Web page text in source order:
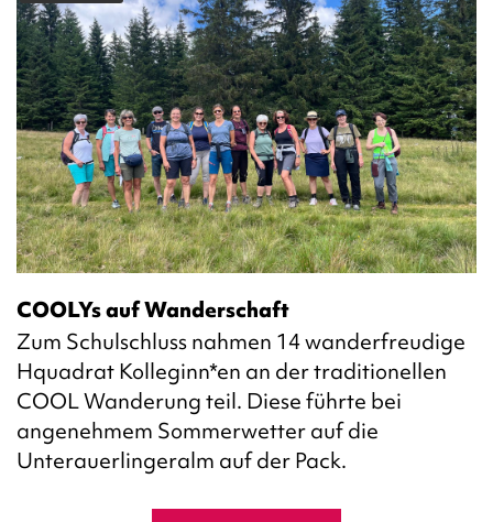
COOLYs auf Wanderschaft
Zum Schulschluss nahmen 14 wanderfreudige
Hquadrat Kolleginn*en an der traditionellen
COOL Wanderung teil. Diese führte bei
angenehmem Sommerwetter auf die
Unterauerlingeralm auf der Pack.